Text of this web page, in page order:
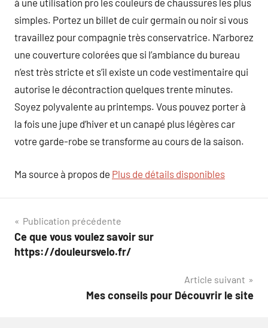
à une utilisation pro les couleurs de chaussures les plus
simples. Portez un billet de cuir germain ou noir si vous
travaillez pour compagnie très conservatrice. N’arborez
une couverture colorées que si l’ambiance du bureau
n’est très stricte et s’il existe un code vestimentaire qui
autorise le décontraction quelques trente minutes.
Soyez polyvalente au printemps. Vous pouvez porter à
la fois une jupe d’hiver et un canapé plus légères car
votre garde-robe se transforme au cours de la saison.
Ma source à propos de Plus de détails disponibles
Navigation
de
Publication précédente
Ce que vous voulez savoir sur
https://douleursvelo.fr/
Article suivant
Mes conseils pour Découvrir le site